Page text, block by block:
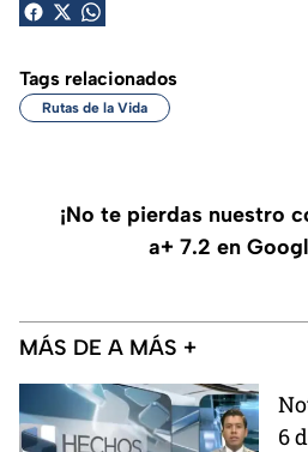
Tags relacionados
Rutas de la Vida
¡No te pierdas nuestro
a+ 7.2 en
MÁS DE A MÁS +
6